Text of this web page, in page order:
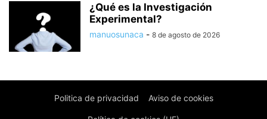
¿Qué es la Investigación
Experimental?
manuosunaca - 8 de agosto de 2026
Politica de privacidad Aviso de cookies